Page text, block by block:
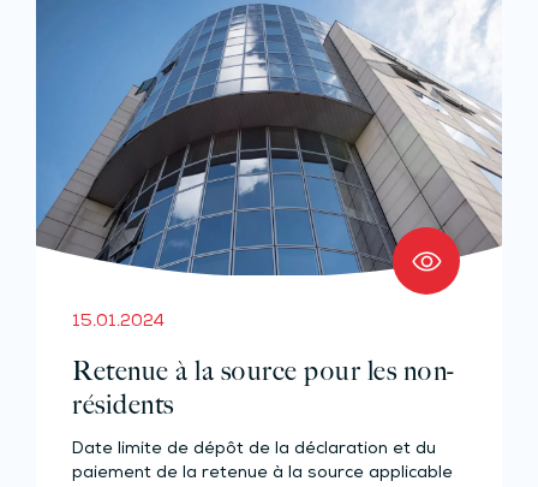
15.01.2024
Retenue à la source pour les non-
résidents
Date limite de dépôt de la déclaration et du
paiement de la retenue à la source applicable